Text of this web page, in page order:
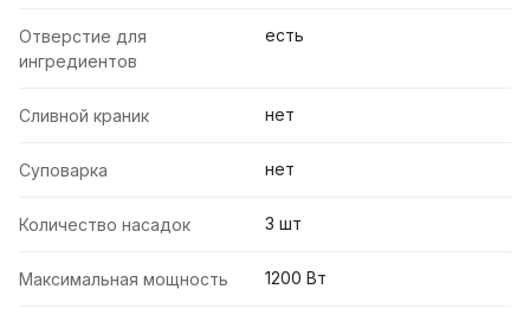
Отверстие для
ингредиентов
есть
Сливной краник нет
Суповарка нет
Количество насадок 3 шт
Максимальная мощность 1200 Вт